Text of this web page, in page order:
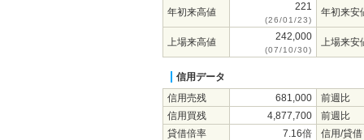
年初来高値 221
(26/01/23)
年初来安
上場来高値 242,000
(07/10/30)
上場来安
信用データ
信用売残
681,000
前週比
信用買残
4,877,700
前週比
貸借倍率
7.16倍 信用/貸借